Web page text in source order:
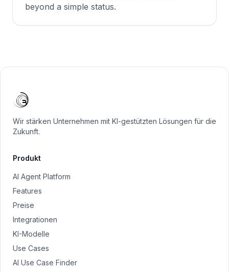
beyond a simple status.
Wir stärken Unternehmen mit KI-gestützten Lösungen für die
Zukunft.
Produkt
AI Agent Platform
Features
Preise
Integrationen
KI-Modelle
Use Cases
AI Use Case Finder